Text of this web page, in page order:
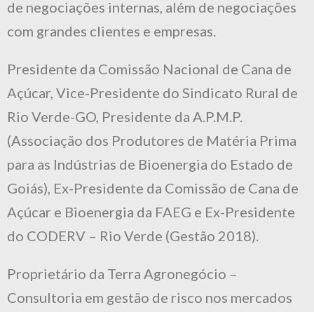
de negociações internas, além de negociações
com grandes clientes e empresas.
Presidente da Comissão Nacional de Cana de
Açúcar, Vice-Presidente do Sindicato Rural de
Rio Verde-GO, Presidente da A.P.M.P.
(Associação dos Produtores de Matéria Prima
para as Indústrias de Bioenergia do Estado de
Goiás), Ex-Presidente da Comissão de Cana de
Açúcar e Bioenergia da FAEG e Ex-Presidente
do CODERV – Rio Verde (Gestão 2018).
Proprietário da Terra Agronegócio –
Consultoria em gestão de risco nos mercados